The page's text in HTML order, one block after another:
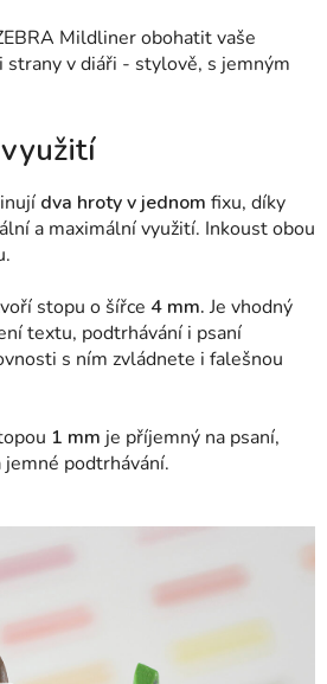
Mildliner obohatit vaše
strany v diáři - stylově, s jemným
dva hroty v jednom fixu, díky
a maximální využití. Inkoust obou
stopu o šířce 4 mm. Je vhodný
textu, podtrhávání i psaní
s ním zvládnete i falešnou
1 mm je příjemný na psaní,
podtrhávání.